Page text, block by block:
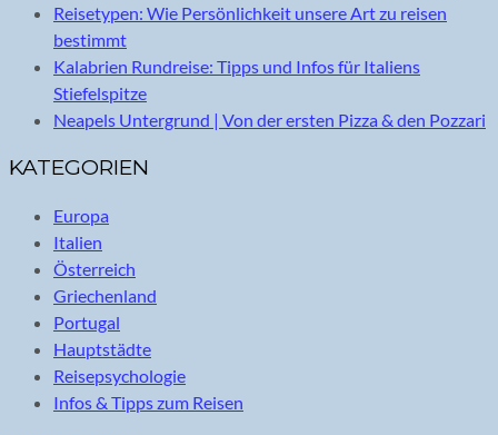
Reisetypen: Wie Persönlichkeit unsere Art zu reisen
bestimmt
Kalabrien Rundreise: Tipps und Infos für Italiens
Stiefelspitze
Neapels Untergrund | Von der ersten Pizza & den Pozzari
KATEGORIEN
Europa
Italien
Österreich
Griechenland
Portugal
Hauptstädte
Reisepsychologie
Infos & Tipps zum Reisen